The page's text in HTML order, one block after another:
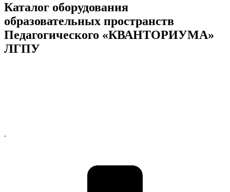
Каталог оборудования
образовательных пространств
Педагогического «КВАНТОРИУМА»
ЛГПУ
.